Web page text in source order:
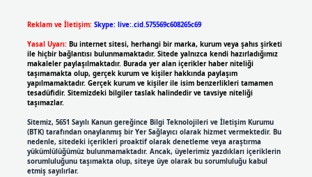
Reklam ve İletişim: Skype: live:.cid.575569c608265c69
Yasal Uyarı: Bu internet sitesi, herhangi bir marka, kurum veya şahıs şirketi
ile hiçbir bağlantısı bulunmamaktadır. Sitede yalnızca kendi hazırladığımız
makaleler paylaşılmaktadır. Burada yer alan içerikler haber niteliği
taşımamakta olup, gerçek kurum ve kişiler hakkında paylaşım
yapılmamaktadır. Gerçek kurum ve kişiler ile isim benzerlikleri tamamen
tesadüfidir. Sitemizdeki bilgiler taslak halindedir ve tavsiye niteliği
taşımazlar.
Sitemiz, 5651 Sayılı Kanun gereğince Bilgi Teknolojileri ve İletişim Kurumu
(BTK) tarafından onaylanmış bir Yer Sağlayıcı olarak hizmet vermektedir. Bu
nedenle, sitedeki içerikleri proaktif olarak denetleme veya araştırma
yükümlülüğümüz bulunmamaktadır. Ancak, üyelerimiz yazdıkları içeriklerin
sorumluluğunu taşımakta olup, siteye üye olarak bu sorumluluğu kabul
etmiş sayılırlar.